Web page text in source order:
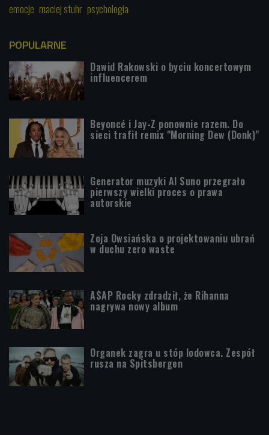
emocje maciej stuhr psychologia
POPULARNE
Dawid Rakowski o byciu koncertowym
influencerem
Beyoncé i Jay-Z ponownie razem. Do
sieci trafił remix "Morning Dew (Donk)"
Generator muzyki AI Suno przegrało
pierwszy wielki proces o prawa
autorskie
Zoja Owsiańska o projektowaniu ubrań
w duchu zero waste
A$AP Rocky zdradził, że Rihanna
nagrywa nowy album
Organek zagra u stóp lodowca. Zespół
rusza na Spitsbergen